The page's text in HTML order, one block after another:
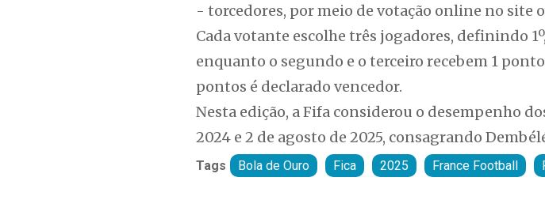
- torcedores, por meio de votação online no site
Cada votante escolhe três jogadores, definindo
enquanto o segundo e o terceiro recebem 1
pontos é declarado vencedor.
Nesta edição, a Fifa considerou o desempenho
2024 e 2 de agosto de 2025, consagrando
Tags Bola de Ouro Fica 2025 France Football